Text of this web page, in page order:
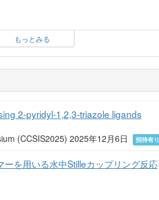
もっとみる
2-pyridyl-1,2,3-triazole ligands
(CCSIS2025) 2025年12月6日
招待有り
を用いる水中Stilleカップリング反応